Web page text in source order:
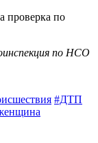
проверка по
по НСО
#ДТП